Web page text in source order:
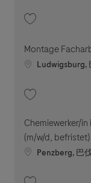
Montage
Location
Ludwigsburg,
Chemiewerker/
(m/w/d, befristet)
Location
Penzberg, 巴